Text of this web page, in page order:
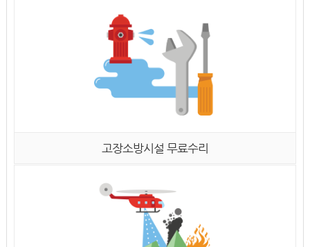
고장소방시설 무료수리